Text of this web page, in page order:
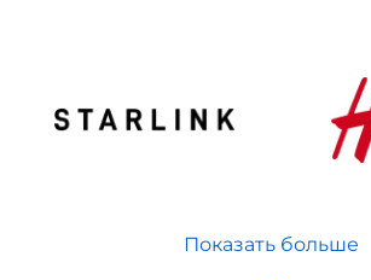
Показать больше